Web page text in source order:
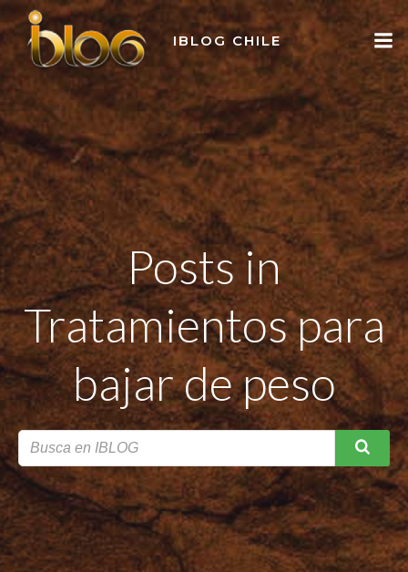
Skip
to
content
IBLOG CHILE
Posts in
Tratamientos para
bajar de peso